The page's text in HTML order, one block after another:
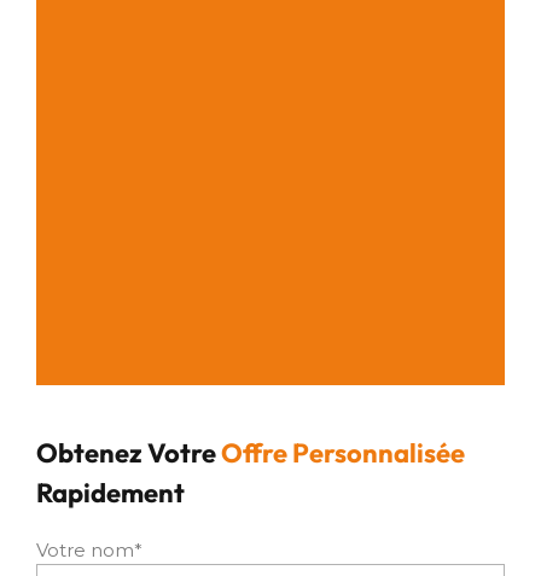
Obtenez VotreOffre Personnalisée
Rapidement
Votre nom*